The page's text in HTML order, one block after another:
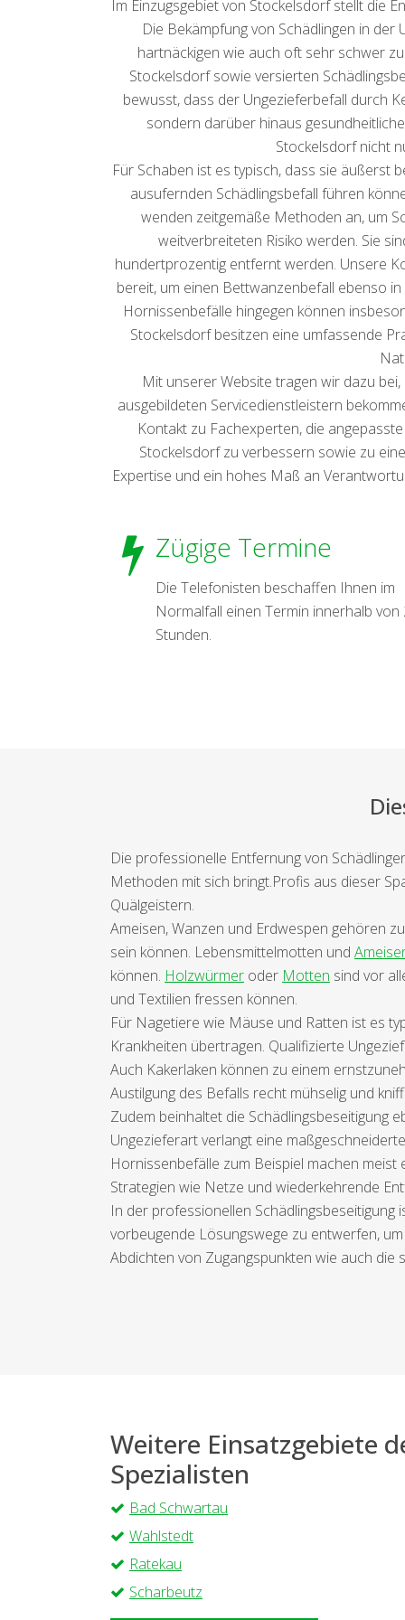
Im Einzugsgebiet von Stockelsdorf stellt die
Die Bekämpfung von Schädlingen in
hartnäckigen wie auch oft sehr schwer
Stockelsdorf sowie versierten
bewusst, dass der Ungezieferbefall durch
sondern darüber hinaus
Stockelsdorf nicht
Für Schaben ist es typisch, dass sie äußerst
ausufernden Schädlingsbefall führen
wenden zeitgemäße Methoden an, um
weitverbreiteten Risiko werden. Sie
hundertprozentig entfernt werden. Unsere
bereit, um einen Bettwanzenbefall ebenso
Hornissenbefälle hingegen können
Stockelsdorf besitzen eine umfassende
Mit unserer Website tragen wir dazu
ausgebildeten Servicedienstleistern
Kontakt zu Fachexperten, die
Stockelsdorf zu verbessern sowie zu
Expertise und ein hohes Maß an
Zügige Termine
Die Telefonisten beschaffen Ihnen im
Normalfall einen Termin innerhalb von
Stunden.
Die professionelle Entfernung von
Methoden mit sich bringt.Profis aus dieser
Quälgeistern.
Ameisen, Wanzen und Erdwespen gehören
sein können. Lebensmittelmotten und
können. Holzwürmer oder Motten sind vor
und Textilien fressen können.
Für Nagetiere wie Mäuse und Ratten ist es
Krankheiten übertragen. Qualifizierte
Auch Kakerlaken können zu einem
Austilgung des Befalls recht mühselig und
Zudem beinhaltet die Schädlingsbeseitigung
Ungezieferart verlangt eine
Hornissenbefälle zum Beispiel machen
Strategien wie Netze und wiederkehrende
In der professionellen
vorbeugende Lösungswege zu entwerfen,
Abdichten von Zugangspunkten wie auch die
Weitere Einsatzgebiete
Spezialisten
Bad Schwartau
Wahlstedt
Ratekau
Scharbeutz